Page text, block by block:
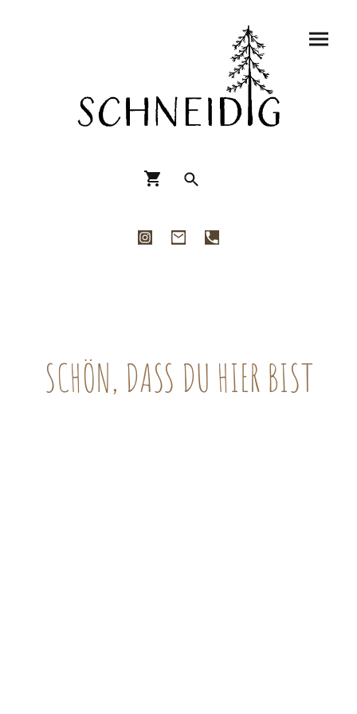
SCHÖN, DASS DU HIER BIST